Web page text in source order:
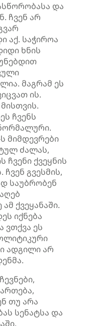
და
ჩვენ არ
აქ. საჭიროა
ხნის
მაგრამ ეს
ის.
ჩვენს
მიმდევრები
ძალას,
ქვეყნის
გვესმის,
საუბრობენ
ქვეყანაში.
იქნება
ვთქვა ეს
ადგილი არ
თუ არა
სენატსა და